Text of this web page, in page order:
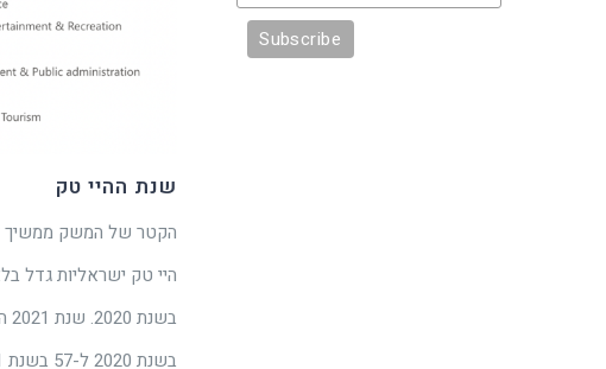
שנת ההיי טק
בשנת 2020 ל-57 בשנת 2021, והגיוס המצטבר היה כ-4 מיליארד דולר לעומת 1.7 מיליארד דולר אשתקד.